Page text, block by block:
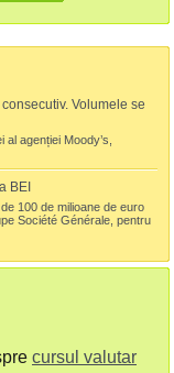
Volumele se
agenției Moody’s,
BEI
100 de milioane de euro
Société Générale, pentru
cursul valutar